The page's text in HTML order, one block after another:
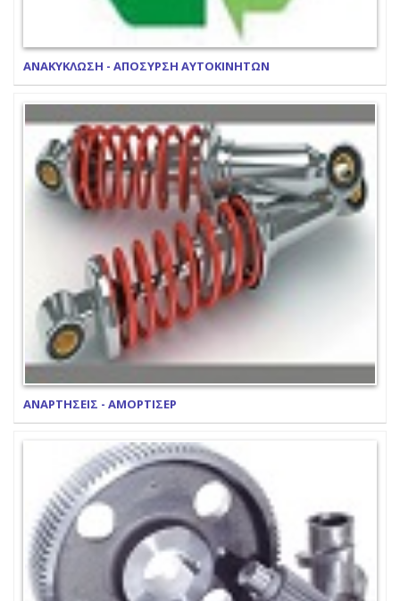
ΑΝΑΚΥΚΛΩΣΗ - ΑΠΟΣΥΡΣΗ ΑΥΤΟΚΙΝΗΤΩΝ
ΑΝΑΡΤΗΣΕΙΣ - ΑΜΟΡΤΙΣΕΡ